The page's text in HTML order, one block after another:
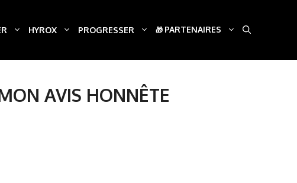
HYROX PROGRESSER PARTENAIRES
AVIS HONNÊTE